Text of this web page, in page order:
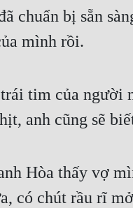
chuẩn bị sẵn
mình rồi.
tim của người
anh cũng sẽ
Hòa thấy vợ
có chút rầu rĩ